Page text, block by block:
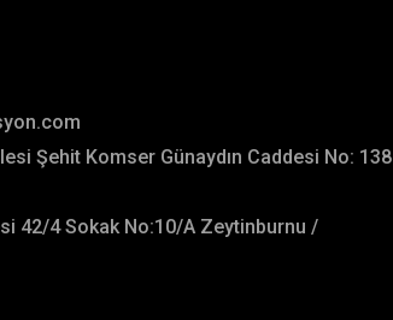
Şehit Komser Günaydın Caddesi No: 138
42/4 Sokak No:10/A Zeytinburnu /